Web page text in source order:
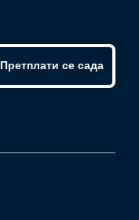
Претплати се сада